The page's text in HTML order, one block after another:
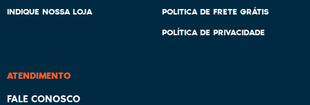
INDIQUE NOSSA LOJA
POLITICA DE FRETE GRÁTIS
POLÍTICA DE PRIVACIDADE
ATENDIMENTO